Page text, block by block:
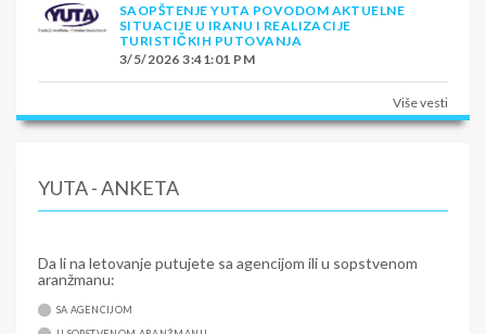
SAOPŠTENJE YUTA POVODOM AKTUELNE
SITUACIJE U IRANU I REALIZACIJE
TURISTIČKIH PUTOVANJA
3/5/2026 3:41:01 PM
Više vesti
YUTA - ANKETA
Da li na letovanje putujete sa agencijom ili u sopstvenom
aranžmanu:
SA AGENCIJOM